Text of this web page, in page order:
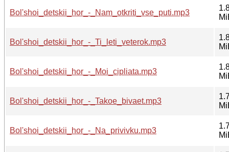
Bol'shoi_detskii_hor_-_Nam_otkriti_vse_puti.mp3
Bol'shoi_detskii_hor_-_Ti_leti_veterok.mp3
Bol'shoi_detskii_hor_-_Moi_cipliata.mp3
Bol'shoi_detskii_hor_-_Takoe_bivaet.mp3
Bol'shoi_detskii_hor_-_Na_privivku.mp3